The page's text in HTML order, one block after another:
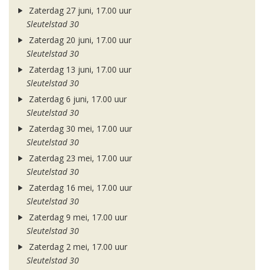
Zaterdag 27 juni, 17.00 uur
Sleutelstad 30
Zaterdag 20 juni, 17.00 uur
Sleutelstad 30
Zaterdag 13 juni, 17.00 uur
Sleutelstad 30
Zaterdag 6 juni, 17.00 uur
Sleutelstad 30
Zaterdag 30 mei, 17.00 uur
Sleutelstad 30
Zaterdag 23 mei, 17.00 uur
Sleutelstad 30
Zaterdag 16 mei, 17.00 uur
Sleutelstad 30
Zaterdag 9 mei, 17.00 uur
Sleutelstad 30
Zaterdag 2 mei, 17.00 uur
Sleutelstad 30